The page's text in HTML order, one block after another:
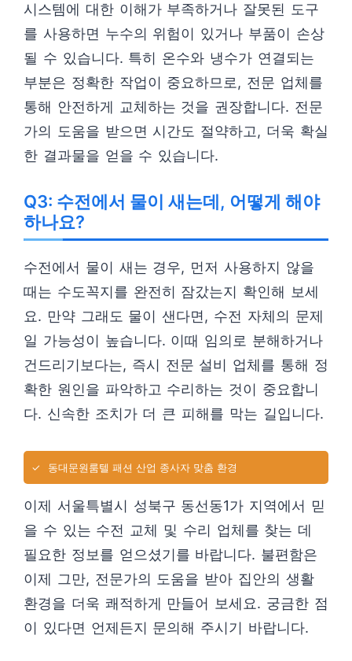
시스템에 대한 이해가 부족하거나 잘못된 도구
를 사용하면 누수의 위험이 있거나 부품이 손상
될 수 있습니다. 특히 온수와 냉수가 연결되는
부분은 정확한 작업이 중요하므로, 전문 업체를
통해 안전하게 교체하는 것을 권장합니다. 전문
가의 도움을 받으면 시간도 절약하고, 더욱 확실
한 결과물을 얻을 수 있습니다.
Q3: 수전에서 물이 새는데, 어떻게 해야
하나요?
수전에서 물이 새는 경우, 먼저 사용하지 않을
때는 수도꼭지를 완전히 잠갔는지 확인해 보세
요. 만약 그래도 물이 샌다면, 수전 자체의 문제
일 가능성이 높습니다. 이때 임의로 분해하거나
건드리기보다는, 즉시 전문 설비 업체를 통해 정
확한 원인을 파악하고 수리하는 것이 중요합니
다. 신속한 조치가 더 큰 피해를 막는 길입니다.
✓ 동대문원룸텔 패션 산업 종사자 맞춤 환경
이제 서울특별시 성북구 동선동1가 지역에서 믿
을 수 있는 수전 교체 및 수리 업체를 찾는 데
필요한 정보를 얻으셨기를 바랍니다. 불편함은
이제 그만, 전문가의 도움을 받아 집안의 생활
환경을 더욱 쾌적하게 만들어 보세요. 궁금한 점
이 있다면 언제든지 문의해 주시기 바랍니다.